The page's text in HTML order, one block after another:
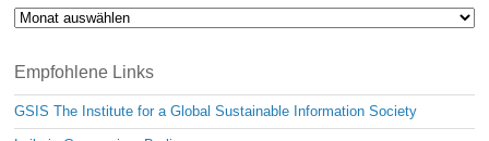
Archiv
Empfohlene Links
GSIS The Institute for a Global Sustainable Information Society